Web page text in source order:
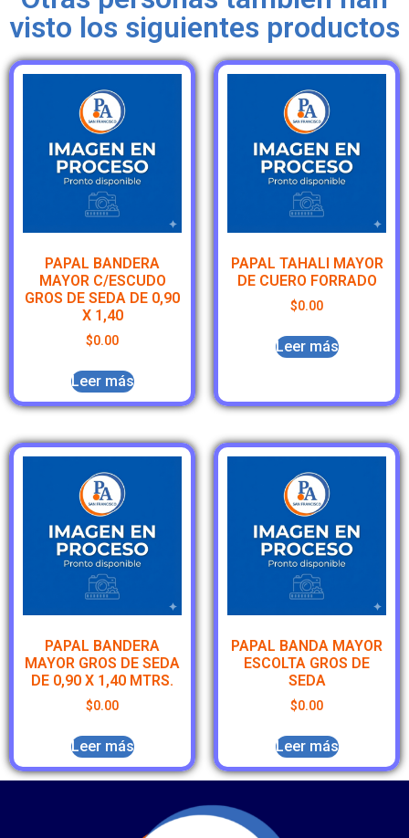
visto los siguientes productos
PAPAL BANDERA
MAYOR C/ESCUDO
GROS DE SEDA DE 0,90
X 1,40
$0.00
Leer más
PAPAL TAHALI MAYOR
DE CUERO FORRADO
$0.00
Leer más
PAPAL BANDERA
MAYOR GROS DE SEDA
DE 0,90 X 1,40 MTRS.
$0.00
Leer más
PAPAL BANDA MAYOR
ESCOLTA GROS DE
SEDA
$0.00
Leer más